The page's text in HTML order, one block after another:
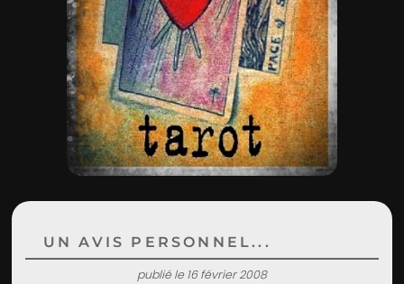
UN AVIS PERSONNEL...
publié le 16 février 2008